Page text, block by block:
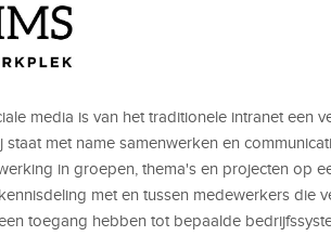
media is van het traditionele intranet een
staat met name samenwerken en
in groepen, thema's en projecten op
met en tussen medewerkers die
toegang hebben tot bepaalde